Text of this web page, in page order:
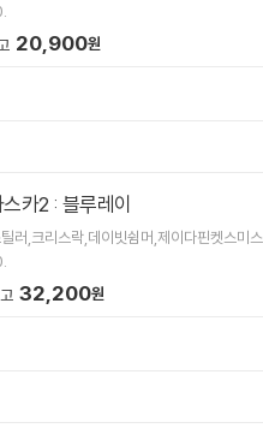
20,900원
카2 : 블루레이
러,크리스락,데이빗쉼머,제이다핀켓스미스
32,200원